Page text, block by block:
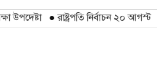
●রাষ্ট্রপতি নির্বাচন ২০ আগস্ট ●